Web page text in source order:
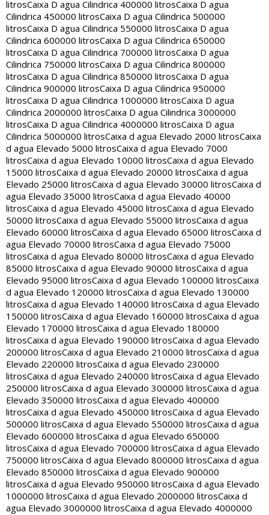
litrosCaixa D agua Cilindrica 400000 litrosCaixa D agua
Cilindrica 450000 litrosCaixa D agua Cilindrica 500000
litrosCaixa D agua Cilindrica 550000 litrosCaixa D agua
Cilindrica 600000 litrosCaixa D agua Cilindrica 650000
litrosCaixa D agua Cilindrica 700000 litrosCaixa D agua
Cilindrica 750000 litrosCaixa D agua Cilindrica 800000
litrosCaixa D agua Cilindrica 850000 litrosCaixa D agua
Cilindrica 900000 litrosCaixa D agua Cilindrica 950000
litrosCaixa D agua Cilindrica 1000000 litrosCaixa D agua
Cilindrica 2000000 litrosCaixa D agua Cilindrica 3000000
litrosCaixa D agua Cilindrica 4000000 litrosCaixa D agua
Cilindrica 5000000 litrosCaixa d agua Elevado 2000 litrosCaixa
d agua Elevado 5000 litrosCaixa d agua Elevado 7000
litrosCaixa d agua Elevado 10000 litrosCaixa d agua Elevado
15000 litrosCaixa d agua Elevado 20000 litrosCaixa d agua
Elevado 25000 litrosCaixa d agua Elevado 30000 litrosCaixa d
agua Elevado 35000 litrosCaixa d agua Elevado 40000
litrosCaixa d agua Elevado 45000 litrosCaixa d agua Elevado
50000 litrosCaixa d agua Elevado 55000 litrosCaixa d agua
Elevado 60000 litrosCaixa d agua Elevado 65000 litrosCaixa d
agua Elevado 70000 litrosCaixa d agua Elevado 75000
litrosCaixa d agua Elevado 80000 litrosCaixa d agua Elevado
85000 litrosCaixa d agua Elevado 90000 litrosCaixa d agua
Elevado 95000 litrosCaixa d agua Elevado 100000 litrosCaixa
d agua Elevado 120000 litrosCaixa d agua Elevado 130000
litrosCaixa d agua Elevado 140000 litrosCaixa d agua Elevado
150000 litrosCaixa d agua Elevado 160000 litrosCaixa d agua
Elevado 170000 litrosCaixa d agua Elevado 180000
litrosCaixa d agua Elevado 190000 litrosCaixa d agua Elevado
200000 litrosCaixa d agua Elevado 210000 litrosCaixa d agua
Elevado 220000 litrosCaixa d agua Elevado 230000
litrosCaixa d agua Elevado 240000 litrosCaixa d agua Elevado
250000 litrosCaixa d agua Elevado 300000 litrosCaixa d agua
Elevado 350000 litrosCaixa d agua Elevado 400000
litrosCaixa d agua Elevado 450000 litrosCaixa d agua Elevado
500000 litrosCaixa d agua Elevado 550000 litrosCaixa d agua
Elevado 600000 litrosCaixa d agua Elevado 650000
litrosCaixa d agua Elevado 700000 litrosCaixa d agua Elevado
750000 litrosCaixa d agua Elevado 800000 litrosCaixa d agua
Elevado 850000 litrosCaixa d agua Elevado 900000
litrosCaixa d agua Elevado 950000 litrosCaixa d agua Elevado
1000000 litrosCaixa d agua Elevado 2000000 litrosCaixa d
agua Elevado 3000000 litrosCaixa d agua Elevado 4000000